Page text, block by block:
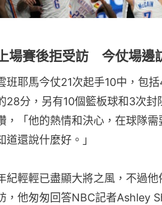
上場賽後拒受訪 今仗場邊
班耶馬今仗21次起手10中，包
28分，另有10個籃板球和3次
，「他的熱情和決心，在球隊
道還說什麼好。」
紀輕輕已盡顯大將之風，不過
，他匆匆回答NBC記者Ashley